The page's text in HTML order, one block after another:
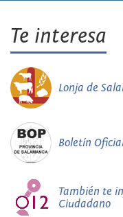
Te interesa
Lonja de
Boletín
También te
Ciudadano